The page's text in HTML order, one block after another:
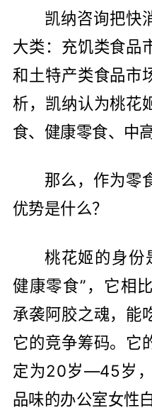
凯纳咨询把快
大类：充饥类食品
和土特产类食品市
析，凯纳认为桃花
食、健康零食、中
那么，作为零
优势是什么？
桃花姬的身份
健康零食”，它相
承袭阿胶之魂，能
它的竞争筹码。它
定为20岁—45岁
品味的办公室女性白